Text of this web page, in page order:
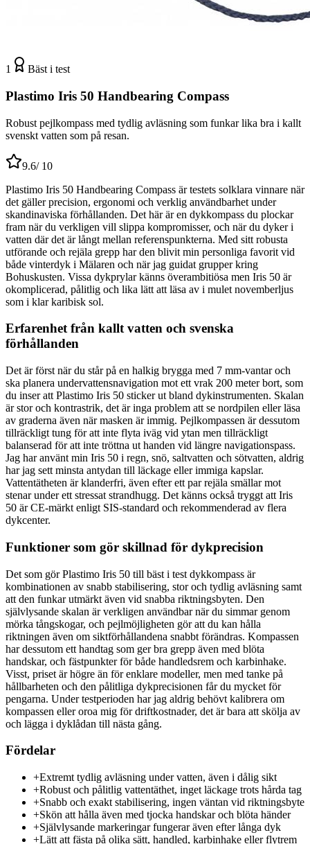
1 Bäst i test
Plastimo Iris 50 Handbearing Compass
Robust pejlkompass med tydlig avläsning som funkar lika bra i kallt
svenskt vatten som på resan.
9.6/ 10
Plastimo Iris 50 Handbearing Compass är testets solklara vinnare när
det gäller precision, ergonomi och verklig användbarhet under
skandinaviska förhållanden. Det här är en dykkompass du plockar
fram när du verkligen vill slippa kompromisser, och när du dyker i
vatten där det är långt mellan referenspunkterna. Med sitt robusta
utförande och rejäla grepp har den blivit min personliga favorit vid
både vinterdyk i Mälaren och när jag guidat grupper kring
Bohuskusten. Vissa dykprylar känns överambitiösa men Iris 50 är
okomplicerad, pålitlig och lika lätt att läsa av i mulet novemberljus
som i klar karibisk sol.
Erfarenhet från kallt vatten och svenska
förhållanden
Det är först när du står på en halkig brygga med 7 mm-vantar och
ska planera undervattensnavigation mot ett vrak 200 meter bort, som
du inser att Plastimo Iris 50 sticker ut bland dykinstrumenten. Skalan
är stor och kontrastrik, det är inga problem att se nordpilen eller läsa
av graderna även när masken är immig. Pejlkompassen är dessutom
tillräckligt tung för att inte flyta iväg vid ytan men tillräckligt
balanserad för att inte tröttna ut handen vid längre navigationspass.
Jag har använt min Iris 50 i regn, snö, saltvatten och sötvatten, aldrig
har jag sett minsta antydan till läckage eller immiga kapslar.
Vattentätheten är klanderfri, även efter ett par rejäla smällar mot
stenar under ett stressat strandhugg. Det känns också tryggt att Iris
50 är CE-märkt enligt SIS-standard och rekommenderad av flera
dykcenter.
Funktioner som gör skillnad för dykprecision
Det som gör Plastimo Iris 50 till bäst i test dykkompass är
kombinationen av snabb stabilisering, stor och tydlig avläsning samt
att den funkar utmärkt även vid snabba riktningsbyten. Den
självlysande skalan är verkligen användbar när du simmar genom
mörka tångskogar, och pejlmöjligheten gör att du kan hålla
riktningen även om siktförhållandena snabbt förändras. Kompassen
har dessutom ett handtag som ger bra grepp även med blöta
handskar, och fästpunkter för både handledsrem och karbinhake.
Visst, priset är högre än för enklare modeller, men med tanke på
hållbarheten och den pålitliga dykprecisionen får du mycket för
pengarna. Under testperioden har jag aldrig behövt kalibrera om
kompassen eller oroa mig för driftkostnader, det är bara att skölja av
och lägga i dyklådan till nästa gång.
Fördelar
+Extremt tydlig avläsning under vatten, även i dålig sikt
+Robust och pålitlig vattentäthet, inget läckage trots hårda tag
+Snabb och exakt stabilisering, ingen väntan vid riktningsbyte
+Skön att hålla även med tjocka handskar och blöta händer
+Självlysande markeringar fungerar även efter långa dyk
+Lätt att fästa på olika sätt, handled, karbinhake eller flytrem